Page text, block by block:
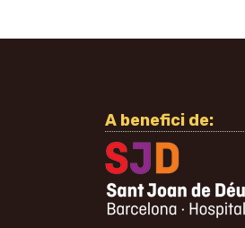
A benefici de: